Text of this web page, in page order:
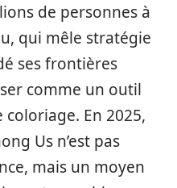
de personnes à
qui mêle stratégie
ses frontières
comme un outil
En 2025,
Us n’est pas
mais un moyen